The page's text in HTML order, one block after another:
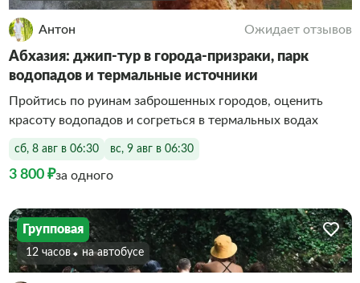
Антон Ожидает отзывов
Абхазия: джип-тур в города-призраки, парк
водопадов и термальные источники
Пройтись по руинам заброшенных городов, оценить
красоту водопадов и согреться в термальных водах
сб, 8 авг в 06:30 вс, 9 авг в 06:30
3 800 ₽за одного
Групповая
12 часов На автобусе